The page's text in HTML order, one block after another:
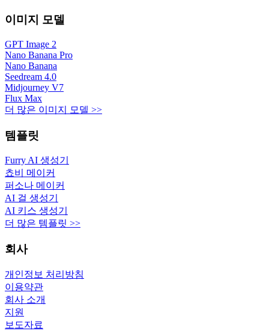
이미지 모델
GPT Image 2
Nano Banana Pro
Nano Banana
Seedream 4.0
Midjourney V7
Flux Max
더 많은 이미지 모델 >>
템플릿
Furry AI 생성기
쵸비 메이커
퍼소나 메이커
AI 걸 생성기
AI 키스 생성기
더 많은 템플릿 >>
회사
개인정보 처리방침
이용약관
회사 소개
지원
보도자료